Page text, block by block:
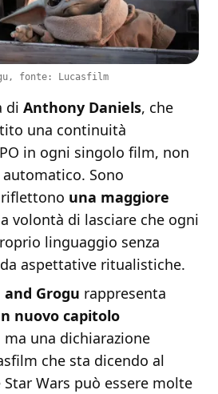
fonte: Lucasfilm
di Anthony Daniels, che
una continuità
in ogni singolo film, non
Sono
una maggiore
volontà di lasciare che ogni
linguaggio senza
aspettative ritualistiche.
Grogu rappresenta
nuovo capitolo
ma una dichiarazione
che sta dicendo al
Wars può essere molte